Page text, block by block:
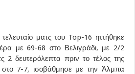
τελευταίο ματς του Top-16 ηττήθηκε
με 69-68 στο Βελιγράδι, με 2/2
2 δευτερόλεπτα πριν το τέλος της
7-7, ισοβάθμησε με την Άλμπα